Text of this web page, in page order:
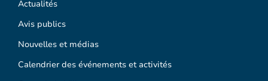
Actualités
Avis publics
Nouvelles et médias
Calendrier des événements et activités